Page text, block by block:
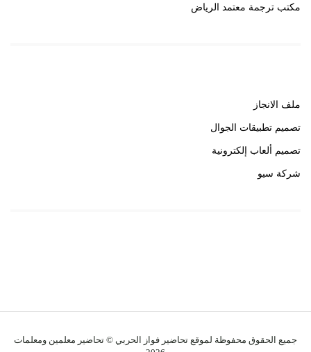
مكتب ترجمة معتمد الرياض
ملف الانجاز
تصميم تطبيقات الجوال
تصميم ألعاب إلكترونية
شركة سيو
جميع الحقوق محفوظة لموقع تحاضير فواز الحربي © تحاضير معلمين ومعلمات